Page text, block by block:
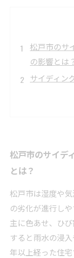
松戸市のサ
の影響とは
サイディン
プロが教
クリーニン
快適な住環
外壁メン
松戸市で人
イント
初めてでも
えとクリー
松戸市のサイデ
とは？
松戸市は湿度や
の劣化が進行し
主に色あせ、ひ
すると雨水の浸
年以上経った住